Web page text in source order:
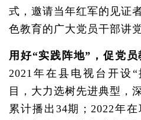
式，邀请当年红军的见证
色教育的广大党员干部讲
用好“实践阵地”，促党员
2021年在县电视台开设
目，大力选树先进典型，
累计播出34期；2022年